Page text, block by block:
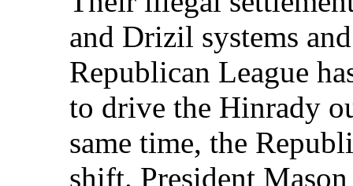
and Drizil systems
Republican League
to drive the Hinrady
same time, the
shift. President